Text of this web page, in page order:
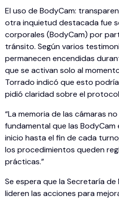
El uso de BodyCam:
otra inquietud destacada fue
corporales (BodyCam) por
tránsito. Según varios
permanecen encendidas
que se activan solo al
Torrado indicó que esto
pidió claridad sobre el
“La memoria de las cámaras
fundamental que las
inicio hasta el fin de cada
los procedimientos queden
prácticas.”
Se espera que la Secretaría
lideren las acciones para